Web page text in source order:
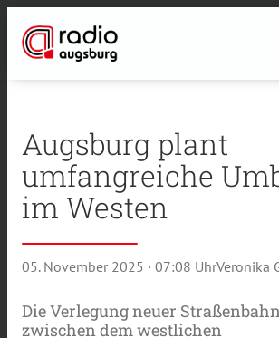
Augsburg plant
umfangreiche
im Westen
05. November 2025 · 07:08 UhrVeronika
Die Verlegung neuer
zwischen dem westlichen